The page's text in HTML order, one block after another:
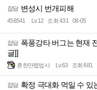
잡담 변성시 번개피해
458541 Lv.12 조회 431 08-05
잡담 폭풍강타 버그는 현재
글]]
흔한만렙법사 Lv.63 조회 681
잡담 확정 극대화 먹일 수 있